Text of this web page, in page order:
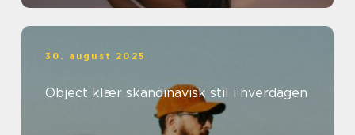
30. august 2025
Object klær skandinavisk stil i hverdagen